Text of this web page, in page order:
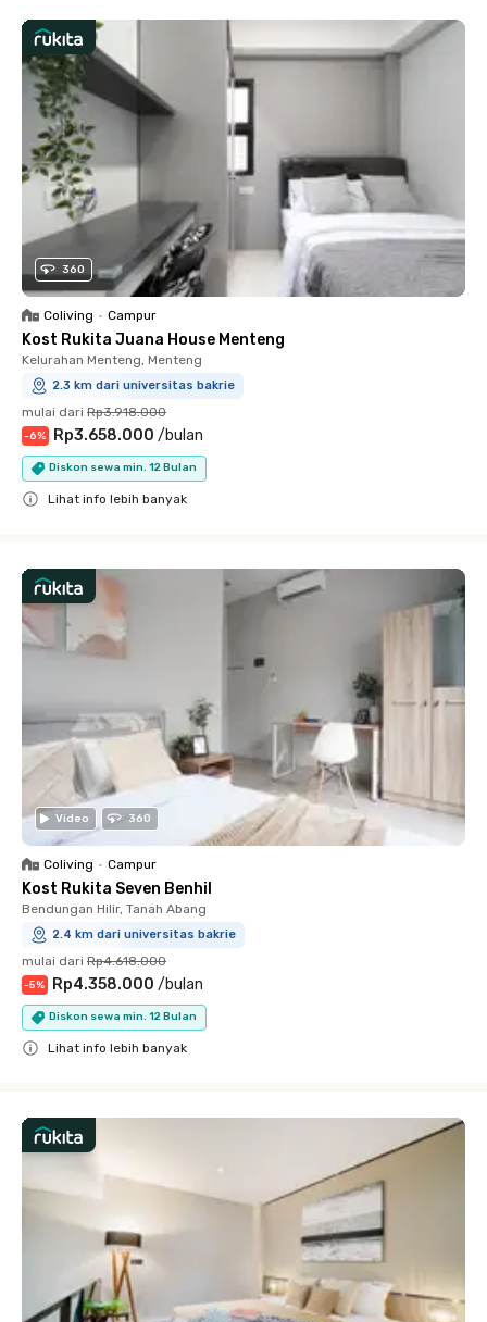
360
Coliving • Campur
Kost Rukita Juana House Menteng
Kelurahan Menteng, Menteng
2.3 km dari universitas bakrie
mulai dari Rp3.918.000
-6% Rp3.658.000 /bulan
Diskon sewa min. 12 Bulan
Lihat info lebih banyak
Video 360
Coliving • Campur
Kost Rukita Seven Benhil
Bendungan Hilir, Tanah Abang
2.4 km dari universitas bakrie
mulai dari Rp4.618.000
-5% Rp4.358.000 /bulan
Diskon sewa min. 12 Bulan
Lihat info lebih banyak